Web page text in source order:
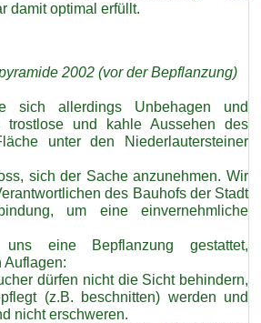
damit optimal erfüllt.
2002 (vor der Bepflanzung)
sich allerdings Unbehagen und
trostlose und kahle Aussehen des
unter den Niederlautersteiner
sich der Sache anzunehmen. Wir
des Bauhofs der Stadt
um eine einvernehmliche
eine Bepflanzung gestattet,
Auflagen:
dürfen nicht die Sicht behindern,
(z.B. beschnitten) werden und
nicht erschweren.